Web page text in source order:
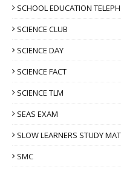
SCHOOL EDUCATION
SCIENCE CLUB
SCIENCE DAY
SCIENCE FACT
SCIENCE TLM
SEAS EXAM
SLOW LEARNERS STUDY
SMC